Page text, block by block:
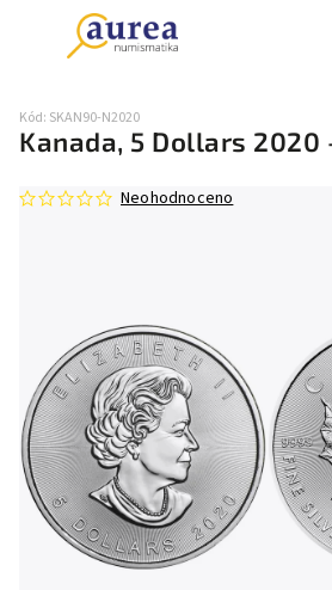
Kanada, 5 Dollars 2020
Kód: SKAN90-N2020
Neohodnoceno